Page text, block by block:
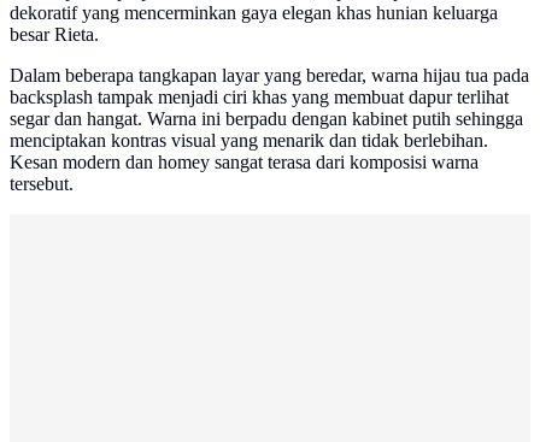
dekoratif yang mencerminkan gaya elegan khas hunian keluarga
besar Rieta.
Dalam beberapa tangkapan layar yang beredar, warna hijau tua pada
backsplash tampak menjadi ciri khas yang membuat dapur terlihat
segar dan hangat. Warna ini berpadu dengan kabinet putih sehingga
menciptakan kontras visual yang menarik dan tidak berlebihan.
Kesan modern dan homey sangat terasa dari komposisi warna
tersebut.